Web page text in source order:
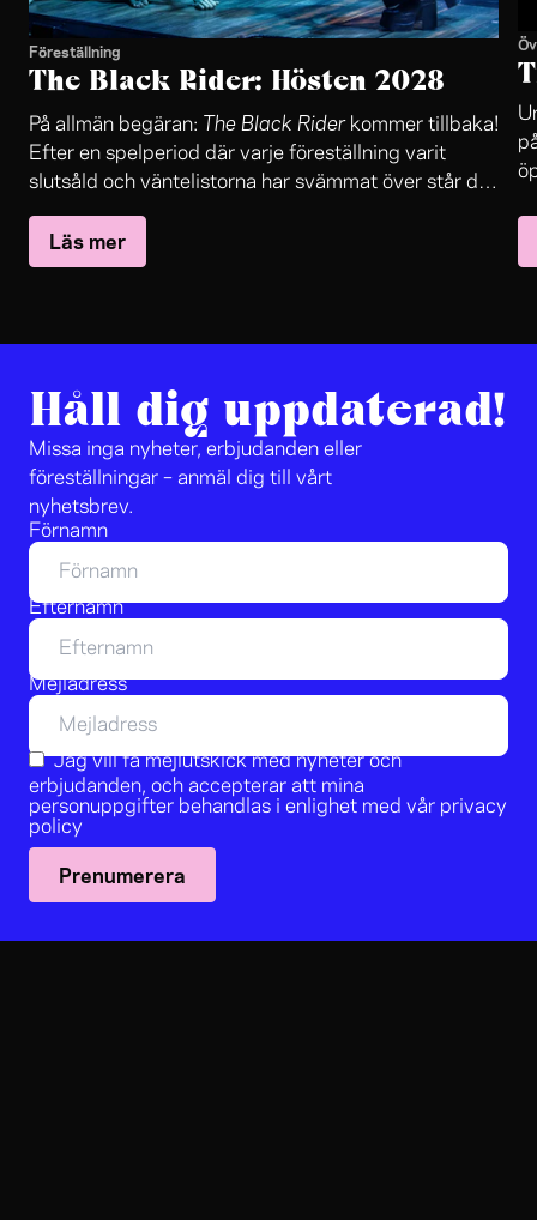
Föreställning
The Black Rider: Hösten 2028
På allmän begäran: The Black Riderkommer tillbaka!
Efter en spelperiod där varje föreställning varit
slutsåld och väntelistorna har svämmat över står det
nu klart:The Black Rider
stora scen.
Läs mer
Håll dig uppdaterad!
Missa inga nyheter, erbjudanden eller
föreställningar – anmäl dig till vårt
nyhetsbrev.
Förnamn
Efternamn
Mejladress
Jag vill få mejlutskick med nyheter och
erbjudanden, och accepterar att mina
personuppgifter behandlas i enlighet med vår privacy
policy
Prenumerera